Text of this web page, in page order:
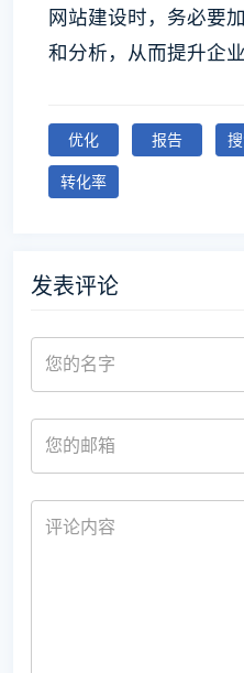
网站建设时，务必要
和分析，从而提升企
优化 报告
转化率
发表评论